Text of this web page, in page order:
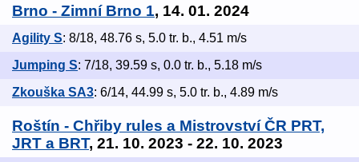
Brno - Zimní Brno 1, 14. 01. 2024
Agility S: 8/18, 48.76 s, 5.0 tr. b., 4.51 m/s
Jumping S: 7/18, 39.59 s, 0.0 tr. b., 5.18 m/s
Zkouška SA3: 6/14, 44.99 s, 5.0 tr. b., 4.89 m/s
Roštín - Chřiby rules a Mistrovství ČR PRT,
JRT a BRT, 21. 10. 2023 - 22. 10. 2023